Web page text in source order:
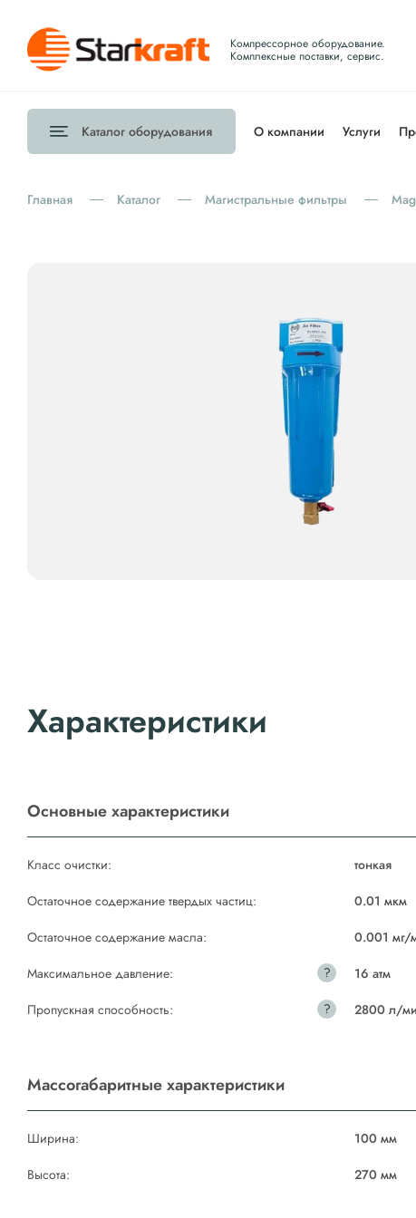
Компрессорное оборудование.
Комплексные поставки, сервис.
Каталог оборудования О компании Услуги
Главная Каталог Магистральные фильтры
Характеристики
Основные характеристики
Класс очистки:
тонкая
Остаточное содержание твердых частиц:
0.01 мкм
Остаточное содержание масла:
0.001 мг/
Максимальное давление:
?
16 атм
Пропускная способность:
? 2800 л/
Массогабаритные характеристики
Ширина:
100 мм
Высота:
270 мм